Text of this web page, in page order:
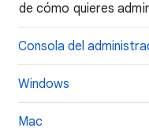
de cómo quieres
Consola del
Windows
Mac